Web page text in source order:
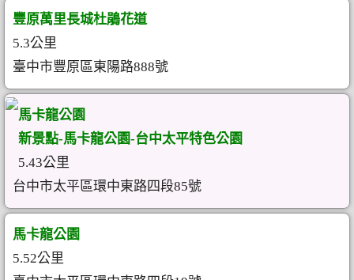
豐原萬里長城杜鵑花道
5.3公里
臺中市豐原區東陽路888號
馬卡龍公園
新景點-馬卡龍公園-台中太平特色公園
5.43公里
台中市太平區環中東路四段85號
馬卡龍公園
5.52公里